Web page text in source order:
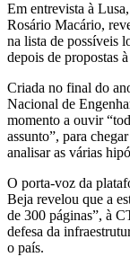
Em entrevista à
Rosário Macário,
na lista de possíveis
depois de propostas
Criada no final do
Nacional de
momento a ouvir
assunto”, para
analisar as várias
O porta-voz da
Beja revelou que a
de 300 páginas”, à
defesa da
o país.